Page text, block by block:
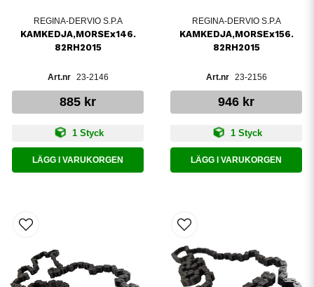
REGINA-DERVIO S.P.A
KAMKEDJA,MORSEx146.
82RH2015
23-2146
885 kr
1 Styck
LÄGG I VARUKORGEN
REGINA-DERVIO S.P.A
KAMKEDJA,MORSEx156.
82RH2015
23-2156
946 kr
1 Styck
LÄGG I VARUKORGEN